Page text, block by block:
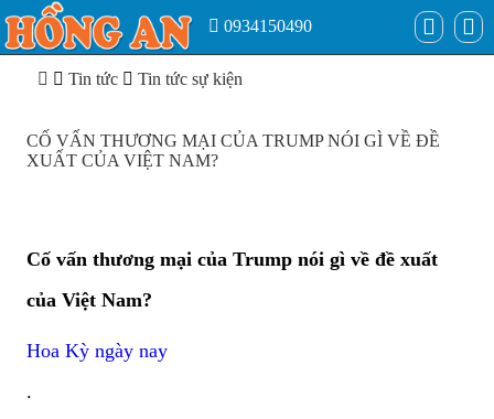
0934150490
Tin tức Tin tức sự kiện
CỐ VẤN THƯƠNG MẠI CỦA TRUMP NÓI GÌ VỀ ĐỀ
XUẤT CỦA VIỆT NAM?
Cố vấn thương mại của Trump nói gì về đề xuất
của Việt Nam?
Hoa Kỳ ngày nay
.